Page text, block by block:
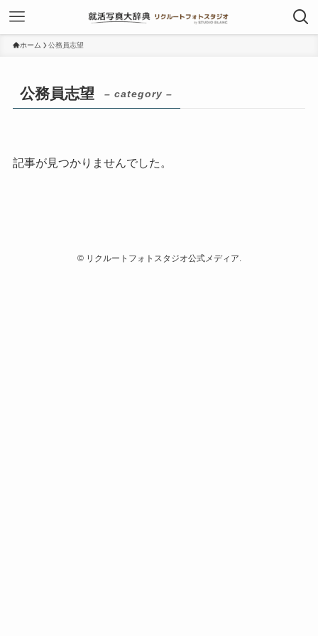
ホーム 公務員志望
公務員志望 – category –
記事が見つかりませんでした。
©リクルートフォトスタジオ公式メディア.